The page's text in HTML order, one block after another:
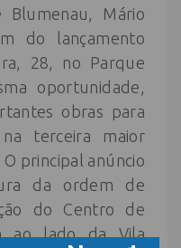
Mário
do lançamento
28, no Parque
oportunidade,
obras para
terceira maior
principal anúncio
da ordem de
do Centro de
ao lado da Vila